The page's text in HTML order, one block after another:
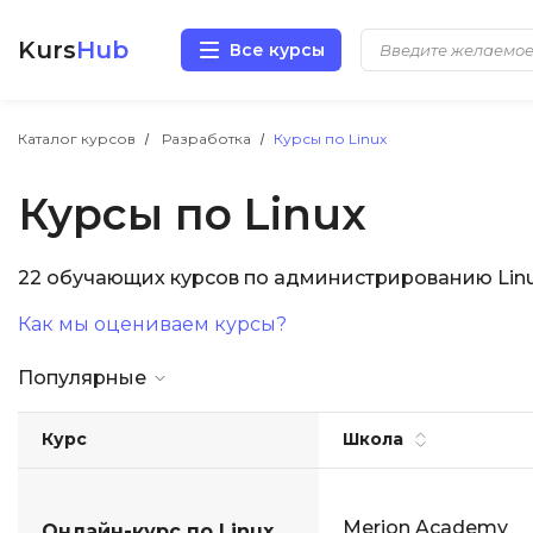
KursHub Все курсы
Каталог курсов Разработка Курсы по Linux
Курсы по Linux
22 обучающих курсов по администрированию
Как мы оцениваем курсы?
Популярные
Курс Школа
Merion Academy
Разработка
Маркетинг
Аналитика
Иностранные языки